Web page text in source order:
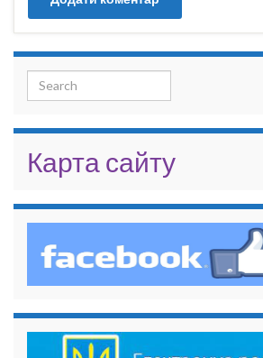
Search for:
Карта сайту